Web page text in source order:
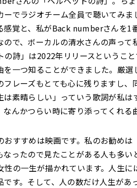
ーでラジオチーム全員で聴いてみ
感覚と、私がBack numberさんを1
ので、ボーカルの清水さんの声っ
の詩」は2022年リリースというこ
を一つ知ることができました。厳
フレーズもとても心に残りますし
は素晴らしい」っていう歌詞が私
なんかつらい時に寄り添ってくれる
おすすめは映画です。私のお勧め
なったので見たことがある人も多
性の一生が描かれています。人生
です。そして、人の数だけ人生があ